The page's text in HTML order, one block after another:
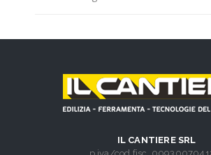
IL CANTIERE SRL